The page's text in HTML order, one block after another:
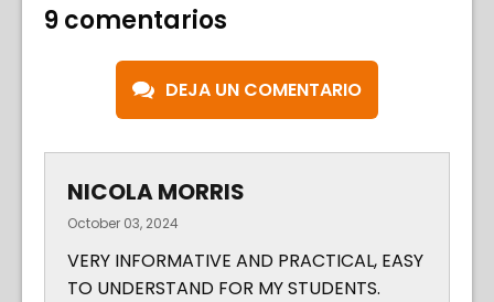
9 comentarios
DEJA UN COMENTARIO
NICOLA MORRIS
October 03, 2024
VERY INFORMATIVE AND PRACTICAL, EASY
TO UNDERSTAND FOR MY STUDENTS.